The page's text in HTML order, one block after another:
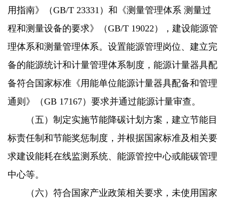
用指南》（GB/T 23331）和《测量管理体系 测量过
程和测量设备的要求》（GB/T 19022），建设能源管
理体系和测量管理体系。设置能源管理岗位、建立完
备的能源统计和计量管理体系制度，能源计量器具配
备符合国家标准《用能单位能源计量器具配备和管理
通则》（GB 17167）要求并通过能源计量审查。
（五）制定实施节能降碳计划方案，建立节能目
标责任制和节能奖惩制度，并根据国家标准及相关要
求建设能耗在线监测系统、能源管控中心或能碳管理
中心等。
（六）符合国家产业政策相关要求，未使用国家